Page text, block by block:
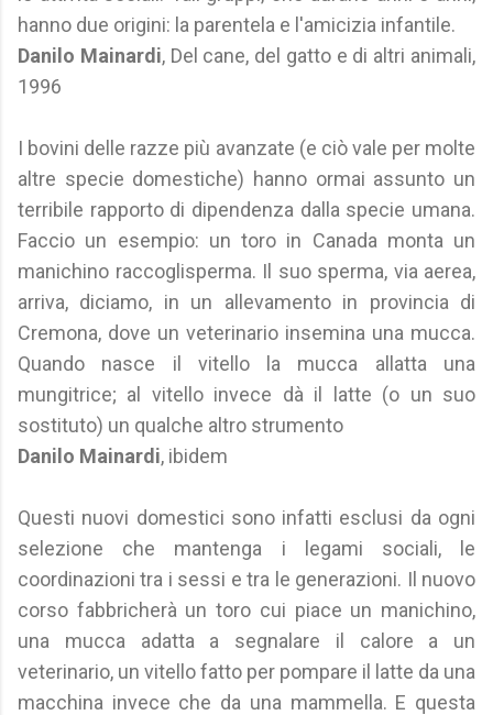
hanno due origini: la parentela e l'amicizia infantile.
Danilo Mainardi, Del cane, del gatto e di altri animali,
1996
I bovini delle razze più avanzate (e ciò vale per molte
altre specie domestiche) hanno ormai assunto un
terribile rapporto di dipendenza dalla specie umana.
Faccio un esempio: un toro in Canada monta un
manichino raccoglisperma. Il suo sperma, via aerea,
arriva, diciamo, in un allevamento in provincia di
Cremona, dove un veterinario insemina una mucca.
Quando nasce il vitello la mucca allatta una
mungitrice; al vitello invece dà il latte (o un suo
sostituto) un qualche altro strumento
Danilo Mainardi, ibidem
Questi nuovi domestici sono infatti esclusi da ogni
selezione che mantenga i legami sociali, le
coordinazioni tra i sessi e tra le generazioni. Il nuovo
corso fabbricherà un toro cui piace un manichino,
una mucca adatta a segnalare il calore a un
veterinario, un vitello fatto per pompare il latte da una
macchina invece che da una mammella. E questa